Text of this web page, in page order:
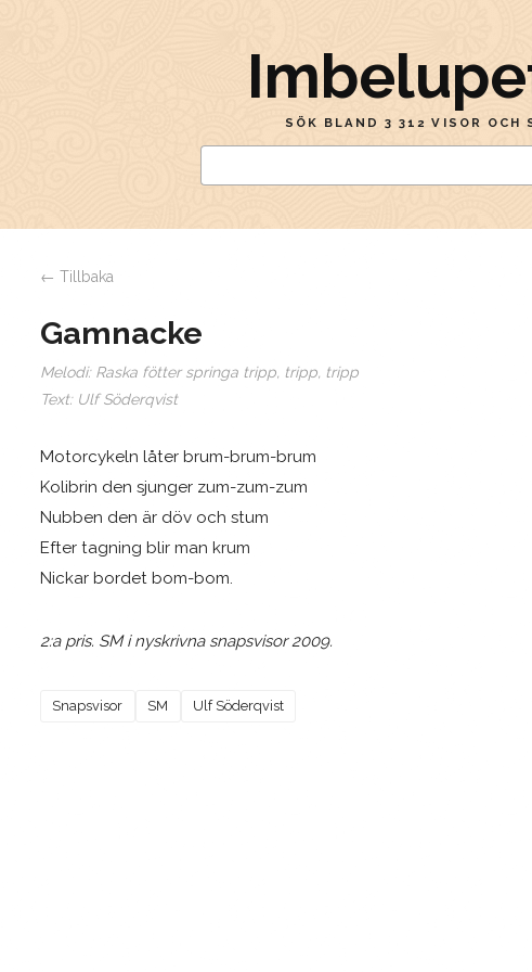
SÖK BLAND 3 312 VISOR OCH
← Tillbaka
Gamnacke
Melodi: Raska fötter springa tripp, tripp, tripp
Text: Ulf Söderqvist
Motorcykeln låter brum-brum-brum
Kolibrin den sjunger zum-zum-zum
Nubben den är döv och stum
Efter tagning blir man krum
Nickar bordet bom-bom.
2:a pris. SM i nyskrivna snapsvisor 2009.
Snapsvisor SM Ulf Söderqvist